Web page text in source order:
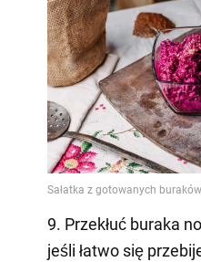
9. Przekłuć buraka
jeśli łatwo się